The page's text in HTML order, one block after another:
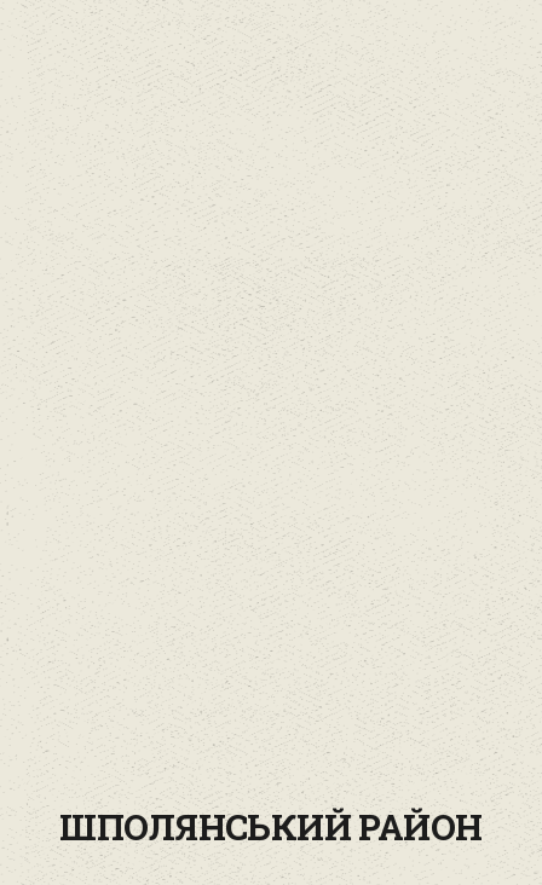
ШПОЛЯНСЬКИЙ РАЙОН